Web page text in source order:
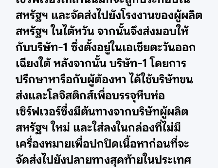
สหรัฐฯ และจัดส่งไปยังโรงงานของผู้ผลิต
สหรัฐฯ ในไต้หวัน จากนั้นจึงส่งมอบให้
กับบริษัท-1 ซึ่งตั้งอยู่ในเอเชียตะวันออก
เฉียงใต้ หลังจากนั้น บริษัท-1 โดยการ
ปรึกษาหารือกับผู้ต้องหา ได้ใช้บริษัทขน
ส่งและโลจิสติกส์เพื่อบรรจุหีบห่อ
เซิร์ฟเวอร์ซึ่งมีต้นทางจากบริษัทผู้ผลิต
สหรัฐฯ ใหม่ และใส่ลงในกล่องที่ไม่มี
เครื่องหมายเพื่อปกปิดเนื้อหาก่อนที่จะ
จัดส่งไปยังปลายทางสุดท้ายในประเทศ